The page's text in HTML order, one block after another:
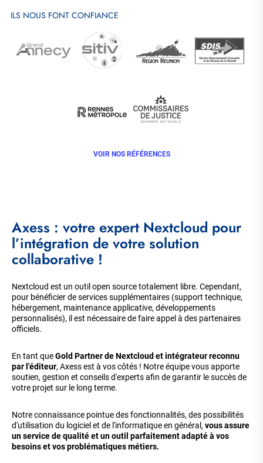
ILS NOUS FONT CONFIANCE
VOIR NOS RÉFÉRENCES
Axess : votre expert Nextcloud pour
l’intégration de votre solution
collaborative !
Nextcloud est un outil open source totalement libre. Cependant,
pour bénéficier de services supplémentaires (support technique,
hébergement, maintenance applicative, développements
personnalisés), il est nécessaire de faire appel à des partenaires
officiels.
En tant queGold Partner de Nextcloud et intégrateur reconnu
par l'éditeur, Axess est à vos côtés ! Notre équipe vous apporte
soutien, gestion et conseils d'experts afin de garantir le succès de
votre projet sur le long terme.
Notre connaissance pointue des fonctionnalités, des possibilités
d'utilisation du logiciel et de l'informatique en général, vous assure
un service de qualité et un outil parfaitement adapté à vos
besoins et vos problématiques métiers.